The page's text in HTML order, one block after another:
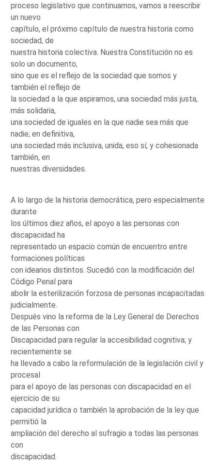
proceso legislativo que continuamos, vamos a reescribir
un nuevo
capítulo, el próximo capítulo de nuestra historia como
sociedad, de
nuestra historia colectiva. Nuestra Constitución no es
solo un documento,
sino que es el reflejo de la sociedad que somos y
también el reflejo de
la sociedad a la que aspiramos, una sociedad más justa,
más solidaria,
una sociedad de iguales en la que nadie sea más que
nadie; en definitiva,
una sociedad más inclusiva, unida, eso sí, y cohesionada
también, en
nuestras diversidades.
A lo largo de la historia democrática, pero especialmente
durante
los últimos diez años, el apoyo a las personas con
discapacidad ha
representado un espacio común de encuentro entre
formaciones políticas
con idearios distintos. Sucedió con la modificación del
Código Penal para
abolir la esterilización forzosa de personas incapacitadas
judicialmente.
Después vino la reforma de la Ley General de Derechos
de las Personas con
Discapacidad para regular la accesibilidad cognitiva; y
recientemente se
ha llevado a cabo la reformulación de la legislación civil y
procesal
para el apoyo de las personas con discapacidad en el
ejercicio de su
capacidad jurídica o también la aprobación de la ley que
permitió la
ampliación del derecho al sufragio a todas las personas
con
discapacidad.